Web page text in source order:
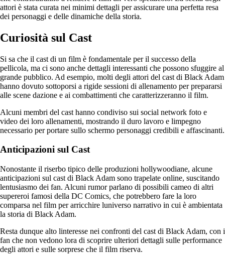
attori è stata curata nei minimi dettagli per assicurare una perfetta resa
dei personaggi e delle dinamiche della storia.
Curiosità sul Cast
Si sa che il cast di un film è fondamentale per il successo della
pellicola, ma ci sono anche dettagli interessanti che possono sfuggire al
grande pubblico. Ad esempio, molti degli attori del cast di Black Adam
hanno dovuto sottoporsi a rigide sessioni di allenamento per prepararsi
alle scene dazione e ai combattimenti che caratterizzeranno il film.
Alcuni membri del cast hanno condiviso sui social network foto e
video dei loro allenamenti, mostrando il duro lavoro e limpegno
necessario per portare sullo schermo personaggi credibili e affascinanti.
Anticipazioni sul Cast
Nonostante il riserbo tipico delle produzioni hollywoodiane, alcune
anticipazioni sul cast di Black Adam sono trapelate online, suscitando
lentusiasmo dei fan. Alcuni rumor parlano di possibili cameo di altri
supereroi famosi della DC Comics, che potrebbero fare la loro
comparsa nel film per arricchire luniverso narrativo in cui è ambientata
la storia di Black Adam.
Resta dunque alto linteresse nei confronti del cast di Black Adam, con i
fan che non vedono lora di scoprire ulteriori dettagli sulle performance
degli attori e sulle sorprese che il film riserva.